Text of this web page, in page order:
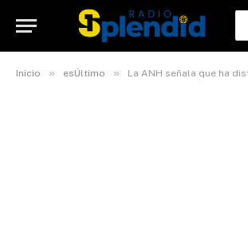
Inicio » esÚltimo » La ANH señala que ha distribuido 3 millones